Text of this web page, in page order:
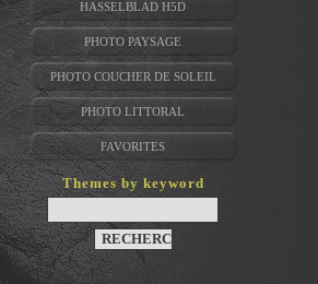
HASSELBLAD H5D
PHOTO PAYSAGE
PHOTO COUCHER DE SOLEIL
PHOTO LITTORAL
FAVORITES
Themes by keyword